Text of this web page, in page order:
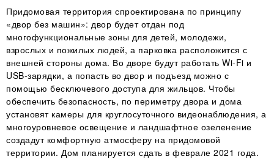
Придомовая территория спроектирована по принципу
«двор без машин»: двор будет отдан под
многофункциональные зоны для детей, молодежи,
взрослых и пожилых людей, а парковка расположится с
внешней стороны дома. Во дворе будут работать Wi-Fi и
USB-зарядки, а попасть во двор и подъезд можно с
помощью бесключевого доступа для жильцов. Чтобы
обеспечить безопасность, по периметру двора и дома
установят камеры для круглосуточного видеонаблюдения, а
многоуровневое освещение и ландшафтное озеленение
создадут комфортную атмосферу на придомовой
территории. Дом планируется сдать в феврале 2021 года.